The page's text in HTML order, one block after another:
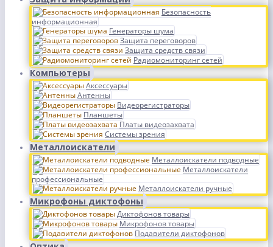
Безопасность
информационная
Генераторы шума
Защита переговоров
Защита средств связи
Радиомониторинг сетей
Компьютеры
Аксессуары
Антенны
Видеорегистраторы
Планшеты
Платы видеозахвата
Системы зрения
Металлоискатели
Металлоискатели подводные
Металлоискатели
профессиональные
Металлоискатели ручные
Микрофоны диктофоны
Диктофонов товары
Микрофонов товары
Подавители диктофонов